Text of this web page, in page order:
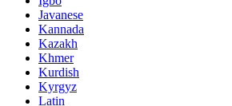
Javanese
Kannada
Kazakh
Khmer
Kurdish
Kyrgyz
Latin